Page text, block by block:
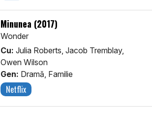
Minunea (2017)
Wonder
Cu: Julia Roberts, Jacob Tremblay,
Owen Wilson
Gen: Dramă, Familie
Netflix